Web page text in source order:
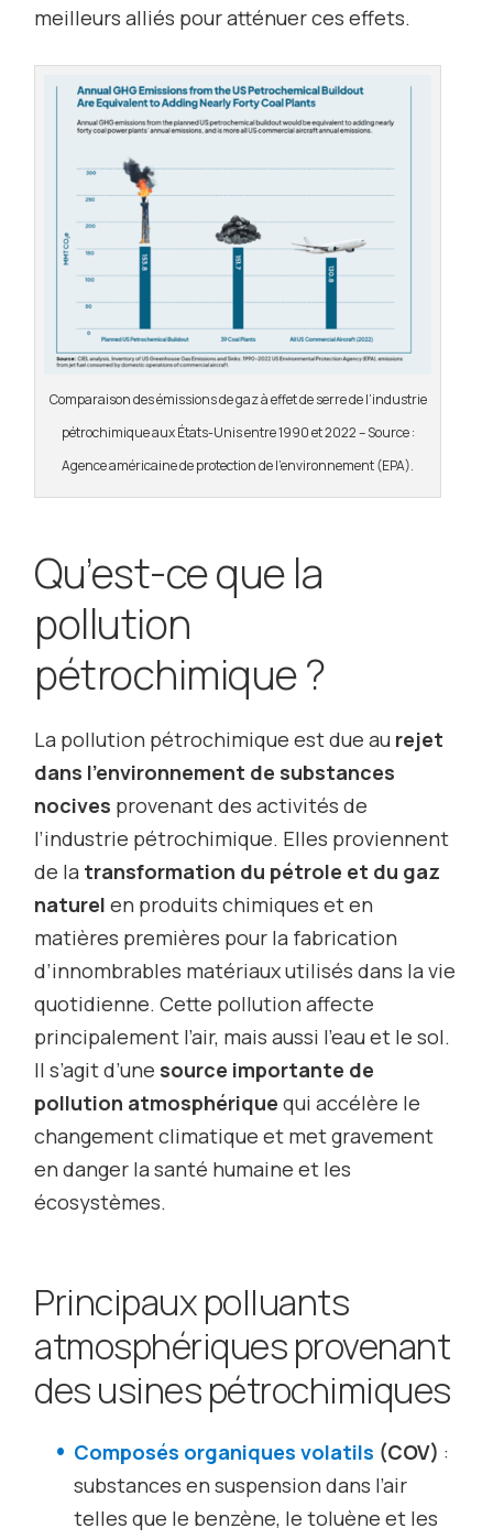
meilleurs alliés pour atténuer ces effets.
Comparaison des émissions de gaz à effet de serre de l’industrie
pétrochimique aux États-Unis entre 1990 et 2022 – Source :
Agence américaine de protection de l’environnement (EPA).
Qu’est-ce que la
pollution
pétrochimique ?
La pollution pétrochimique est due au rejet
dans l’environnement de substances
nocives provenant des activités de
l’industrie pétrochimique. Elles proviennent
de la transformation du pétrole et du gaz
naturel en produits chimiques et en
matières premières pour la fabrication
d’innombrables matériaux utilisés dans la vie
quotidienne. Cette pollution affecte
principalement l’air, mais aussi l’eau et le sol.
Il s’agit d’une source importante de
pollution atmosphérique qui accélère le
changement climatique et met gravement
en danger la santé humaine et les
écosystèmes.
Principaux polluants
atmosphériques provenant
des usines pétrochimiques
Composés organiques volatils (COV) :
substances en suspension dans l’air
telles que le benzène, le toluène et les